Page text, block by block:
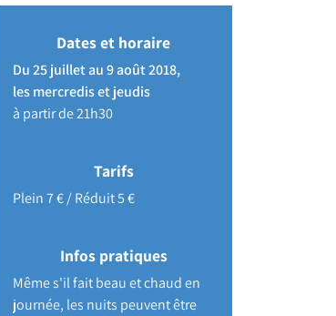
Dates et horaire
Du 25 juillet au 9 août 2018,
les mercredis et jeudis
à partir de 21h30
Tarifs
Plein 7 € / Réduit 5 €
Infos pratiques
Même s'il fait beau et chaud en
journée, les nuits peuvent être